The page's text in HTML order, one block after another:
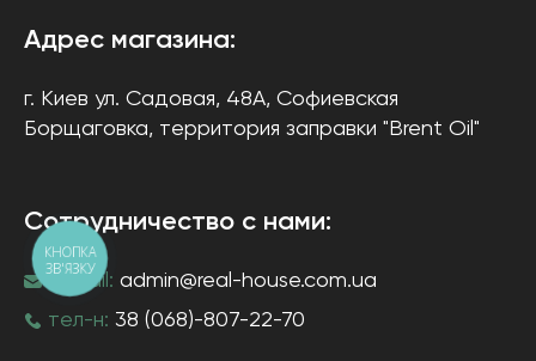
Адрес магазина:
г. Киев ул. Садовая, 48А, Софиевская
Борщаговка, территория заправки "Brent Oil"
Сотрудничество с нами:
e-mail: admin@real-house.com.ua
тел-н: 38 (068)-807-22-70
КНОПКА
ЗВ'ЯЗКУ